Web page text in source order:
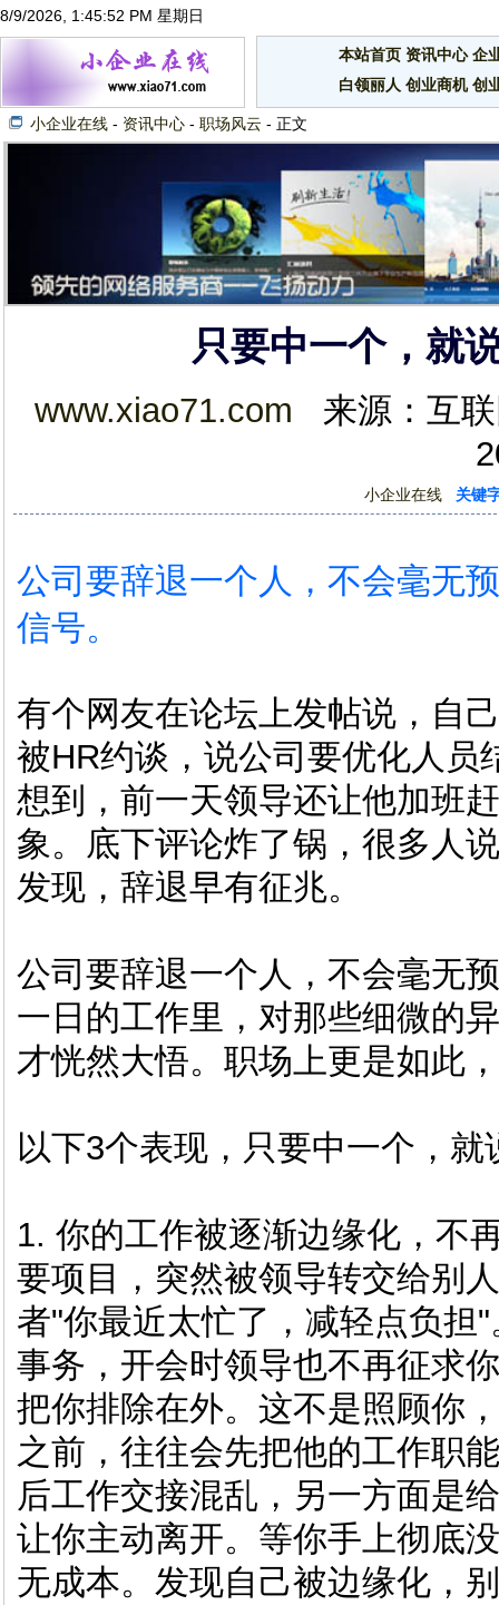
8/9/2026, 1:45:53 PM 星期日
本站首页 资讯中心 企
白领丽人 创业商机 创
小企业在线 - 资讯中心 - 职场风云 - 正文
只要中一个，就
www.xiao71.com 来源：互
小企业在线 关键
公司要辞退一个人，不会毫无
信号。
有个网友在论坛上发帖说，自
被HR约谈，说公司要优化人员
想到，前一天领导还让他加班
象。底下评论炸了锅，很多人
发现，辞退早有征兆。
公司要辞退一个人，不会毫无
一日的工作里，对那些细微的
才恍然大悟。职场上更是如此
以下3个表现，只要中一个，
1. 你的工作被逐渐边缘化，不
要项目，突然被领导转交给别
者"你最近太忙了，减轻点负担
事务，开会时领导也不再征求
把你排除在外。这不是照顾你
之前，往往会先把他的工作职
后工作交接混乱，另一方面是
让你主动离开。等你手上彻底
无成本。发现自己被边缘化，